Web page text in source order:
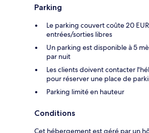
Parking
Le parking couvert coûte 20
entrées/sorties libres
Un parking est disponible à 5
par nuit
Les clients doivent contacter
pour réserver une place de
Parking limité en hauteur
Conditions
Cet hébergement est géré par un